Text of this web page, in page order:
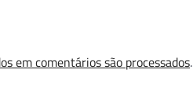
em comentários são processados.